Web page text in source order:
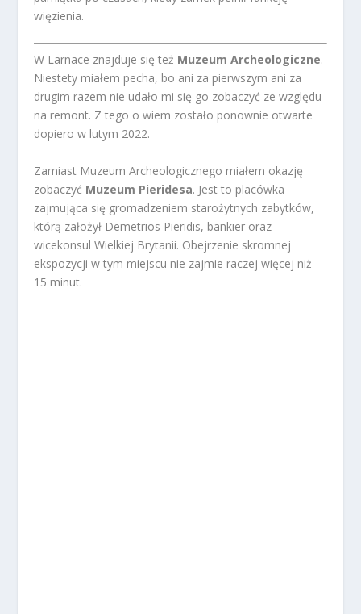
więzienia.
W Larnace znajduje się też Muzeum Archeologiczne.
Niestety miałem pecha, bo ani za pierwszym ani za
drugim razem nie udało mi się go zobaczyć ze względu
na remont. Z tego o wiem zostało ponownie otwarte
dopiero w lutym 2022.
Zamiast Muzeum Archeologicznego miałem okazję
zobaczyć Muzeum Pieridesa. Jest to placówka
zajmująca się gromadzeniem starożytnych zabytków,
którą założył Demetrios Pieridis, bankier oraz
wicekonsul Wielkiej Brytanii. Obejrzenie skromnej
ekspozycji w tym miejscu nie zajmie raczej więcej niż
15 minut.